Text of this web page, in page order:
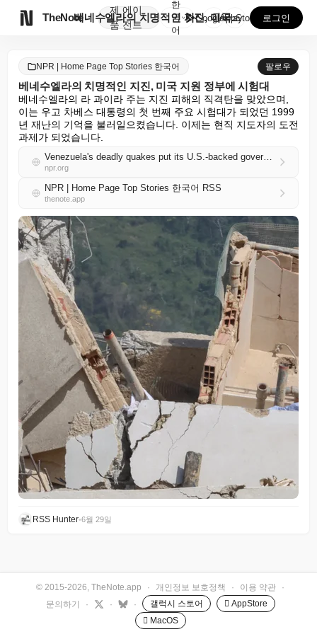
TheNote
제
품
에이
전트
베네수엘라의 치명적인 지진, 미국 지원 정부에 시험대
한
국
어
GooglePlay
AppStore 로그인
NPR | Home Page Top Stories 한국어 팔로우
베네수엘라의 치명적인 지진, 미국 지원 정부에 시험대
베네수엘라의 라 과이라 주는 지진 피해의 직격탄을 맞았으며,
이는 우고 차베스 대통령의 첫 번째 주요 시험대가 되었던 1999
년 재난의 기억을 불러일으켰습니다. 이제는 현직 지도자의 도전
과제가 되었습니다.
Venezuela's deadly quakes put its U.S.-backed government to the test
npr.org
NPR | Home Page Top Stories 한국어 RSS
thenote.app
RSS Hunter•6월 29일
© 2015-2026, TheNote.app · 개인정보 보호정책 · 이용 약관
·
문의하기
· · · 갤럭시 스토어
 AppStore
 MacOS